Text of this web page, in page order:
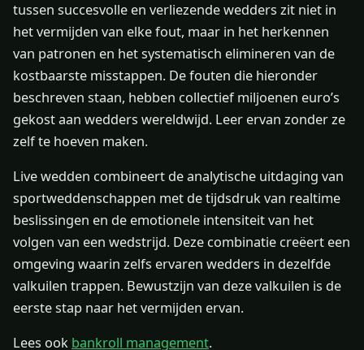
tussen succesvolle en verliezende wedders zit niet in
het vermijden van elke fout, maar in het herkennen
van patronen en het systematisch elimineren van de
kostbaarste misstappen. De fouten die hieronder
beschreven staan, hebben collectief miljoenen euro’s
gekost aan wedders wereldwijd. Leer ervan zonder ze
zelf te hoeven maken.
Live wedden combineert de analytische uitdaging van
sportweddenschappen met de tijdsdruk van realtime
beslissingen en de emotionele intensiteit van het
volgen van een wedstrijd. Deze combinatie creëert een
omgeving waarin zelfs ervaren wedders in dezelfde
valkuilen trappen. Bewustzijn van deze valkuilen is de
eerste stap naar het vermijden ervan.
Lees ook bankroll management.